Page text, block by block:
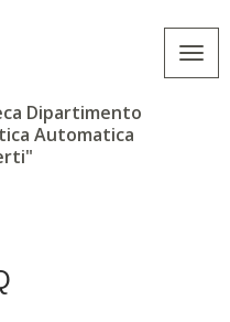
Dipartimento
Automatica